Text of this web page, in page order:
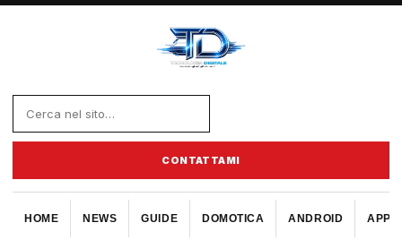
CONTATTAMI
HOME NEWS GUIDE DOMOTICA ANDROID